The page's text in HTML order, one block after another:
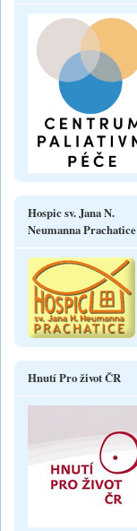
Hospic sv. Jana N.
Neumanna Prachatice
Hnutí Pro život ČR